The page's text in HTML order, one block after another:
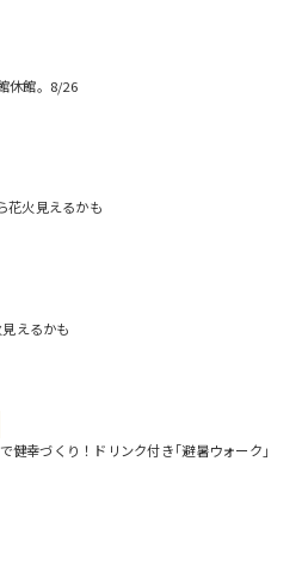
休館。8/26
花火見えるかも
えるかも
健幸づくり！ドリンク付き｢避暑ウォーク｣